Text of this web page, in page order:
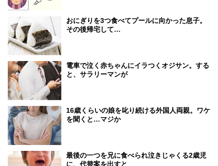
おにぎりを3つ食べてプールに向かった息子。
その後帰宅して…
電車で泣く赤ちゃんにイラつくオジサン。する
と、サラリーマンが
16歳くらいの娘を叱り続ける外国人両親。ワケ
を聞くと…マジか
最後の一つを兄に食べられ泣きじゃくる2歳児
に、代替案を出すと